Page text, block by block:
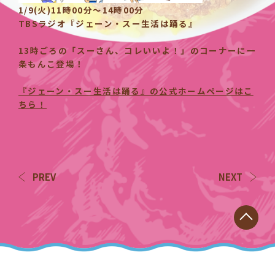
1/9(火)11時00分〜14時00分
TBSラジオ『ジェーン・スー生活は踊る』
13時ごろの「スーさん、コレいいよ！」のコーナーに一
条もんこ登場！
『ジェーン・スー生活は踊る』の公式ホームページはこ
ちら！
PREV NEXT